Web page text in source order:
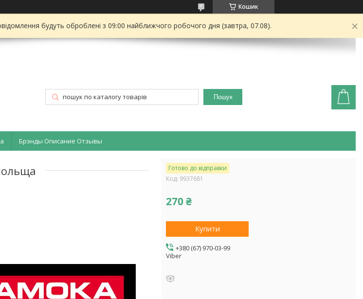
Кошик
будуть оброблені з 09:00 найближчого робочого дня (завтра, 07.08).
Пошук
Брэнды Описание Отзывы
Готово до відправки
Код: 9937681
270 ₴
Купити
+380 (67) 970-03-99
Viber